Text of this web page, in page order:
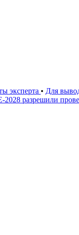
эксперта • Для
разрешили